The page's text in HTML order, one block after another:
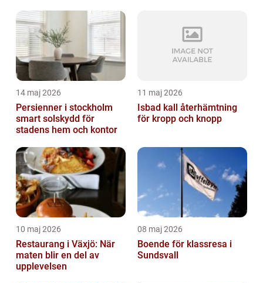
14 maj 2026
Persienner i stockholm
smart solskydd för
stadens hem och kontor
11 maj 2026
Isbad kall återhämtning
för kropp och knopp
10 maj 2026
Restaurang i Växjö: När
maten blir en del av
upplevelsen
08 maj 2026
Boende för klassresa i
Sundsvall